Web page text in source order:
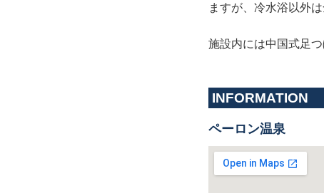
ますが、冷水浴以外
施設内には中国式足
INFORMATION
ペーロン温泉